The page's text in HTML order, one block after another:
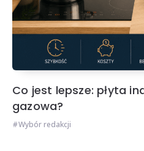
Co jest lepsze: płyta
gazowa?
Wybór redakcji